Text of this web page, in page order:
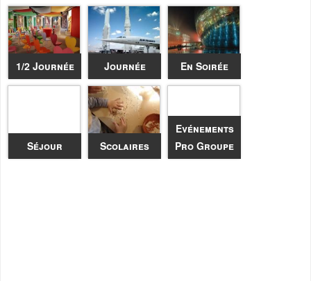
1/2 Journée Journée En Soirée
Séjour Scolaires
Evénements
Pro Groupe